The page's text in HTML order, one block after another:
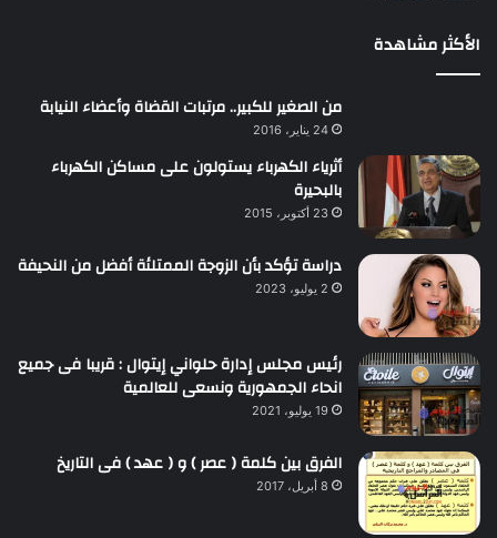
الأكثر مشاهدة
من الصغير للكبير.. مرتبات القضاة وأعضاء النيابة
24 يناير، 2016
أثرياء الكهرباء يستولون على مساكن الكهرباء
بالبحيرة
23 أكتوبر، 2015
دراسة تؤكد بأن الزوجة الممتلئة أفضل من النحيفة
2 يوليو، 2023
رئيس مجلس إدارة حلواني إيتوال : قريبا فى جميع
انحاء الجمهورية ونسعى للعالمية
19 يوليو، 2021
الفرق بين كلمة ( عصر ) و ( عهد ) فى التاريخ
8 أبريل، 2017